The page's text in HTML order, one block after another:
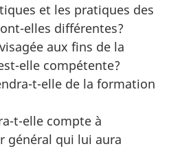
et les pratiques des
elles différentes?
aux fins de la
elle compétente?
t-elle de la formation
t-elle compte à
général qui lui aura